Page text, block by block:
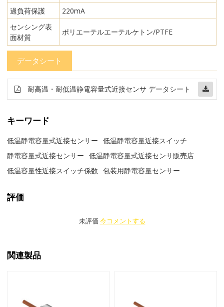
過負荷保護
220mA
センシング表
面材質
ポリエーテルエーテルケトン/PTFE
データシート
耐高温・耐低温静電容量式近接センサ データシート
キーワード
低温静電容量式近接センサー
低温静電容量近接スイッチ
静電容量式近接センサー
低温静電容量式近接センサ販売店
低温容量性近接スイッチ係数
包装用静電容量センサー
評価
未評価 今コメントする
関連製品